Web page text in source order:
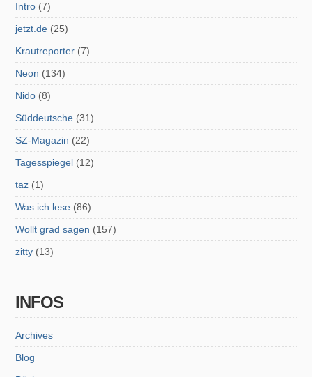
Intro (7)
jetzt.de (25)
Krautreporter (7)
Neon (134)
Nido (8)
Süddeutsche (31)
SZ-Magazin (22)
Tagesspiegel (12)
taz (1)
Was ich lese (86)
Wollt grad sagen (157)
zitty (13)
INFOS
Archives
Blog